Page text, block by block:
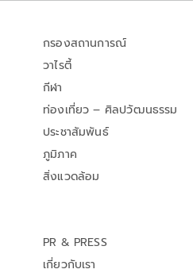
กรองสถานการณ์
วาไรตี้
กีฬา
ท่องเที่ยว – ศิลปวัฒนธรรม
ประชาสัมพันธ์
ภูมิภาค
สิ่งแวดล้อม
PR & PRESS
เกี่ยวกับเรา